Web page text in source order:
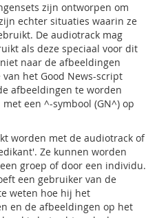
zijn ontworpen om
echter situaties waarin ze
De audiotrack mag
als deze speciaal voor dit
naar de afbeeldingen
het Good News-script
afbeeldingen te worden
een ^-symbool (GN^) op
worden met de audiotrack of
Ze kunnen worden
groep of door een individu.
een gebruiker van de
weten hoe hij het
en de afbeeldingen op het